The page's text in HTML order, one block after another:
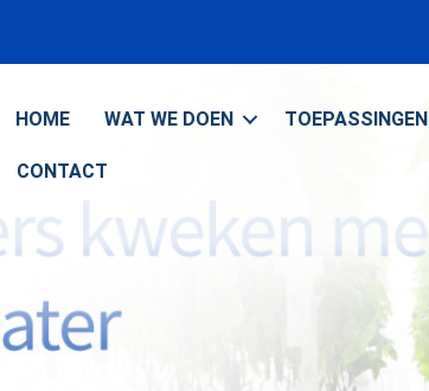
HOME WAT WE DOEN TOEPASSINGEN
CONTACT